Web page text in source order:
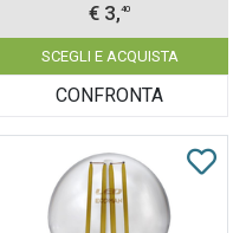
€ 3,40
SCEGLI E ACQUISTA
CONFRONTA